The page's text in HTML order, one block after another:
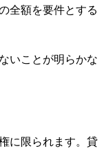
全額を要件とする
いことが明らかな
に限られます。貸